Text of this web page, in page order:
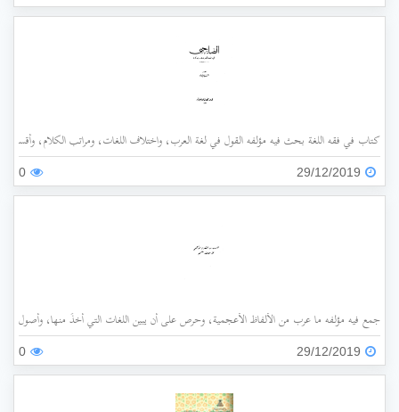
كتاب في فقه اللغة بحث فيه مؤلفه القول في لغة العرب، واختلاف اللغات، ومراتب الكلام،
29/12/2019
0
جمع فيه مؤلفه ما عرب من الألفاظ الأعجمية، وحرص على أن يبين اللغات التي أُخذَ منها، وأصول
29/12/2019
0